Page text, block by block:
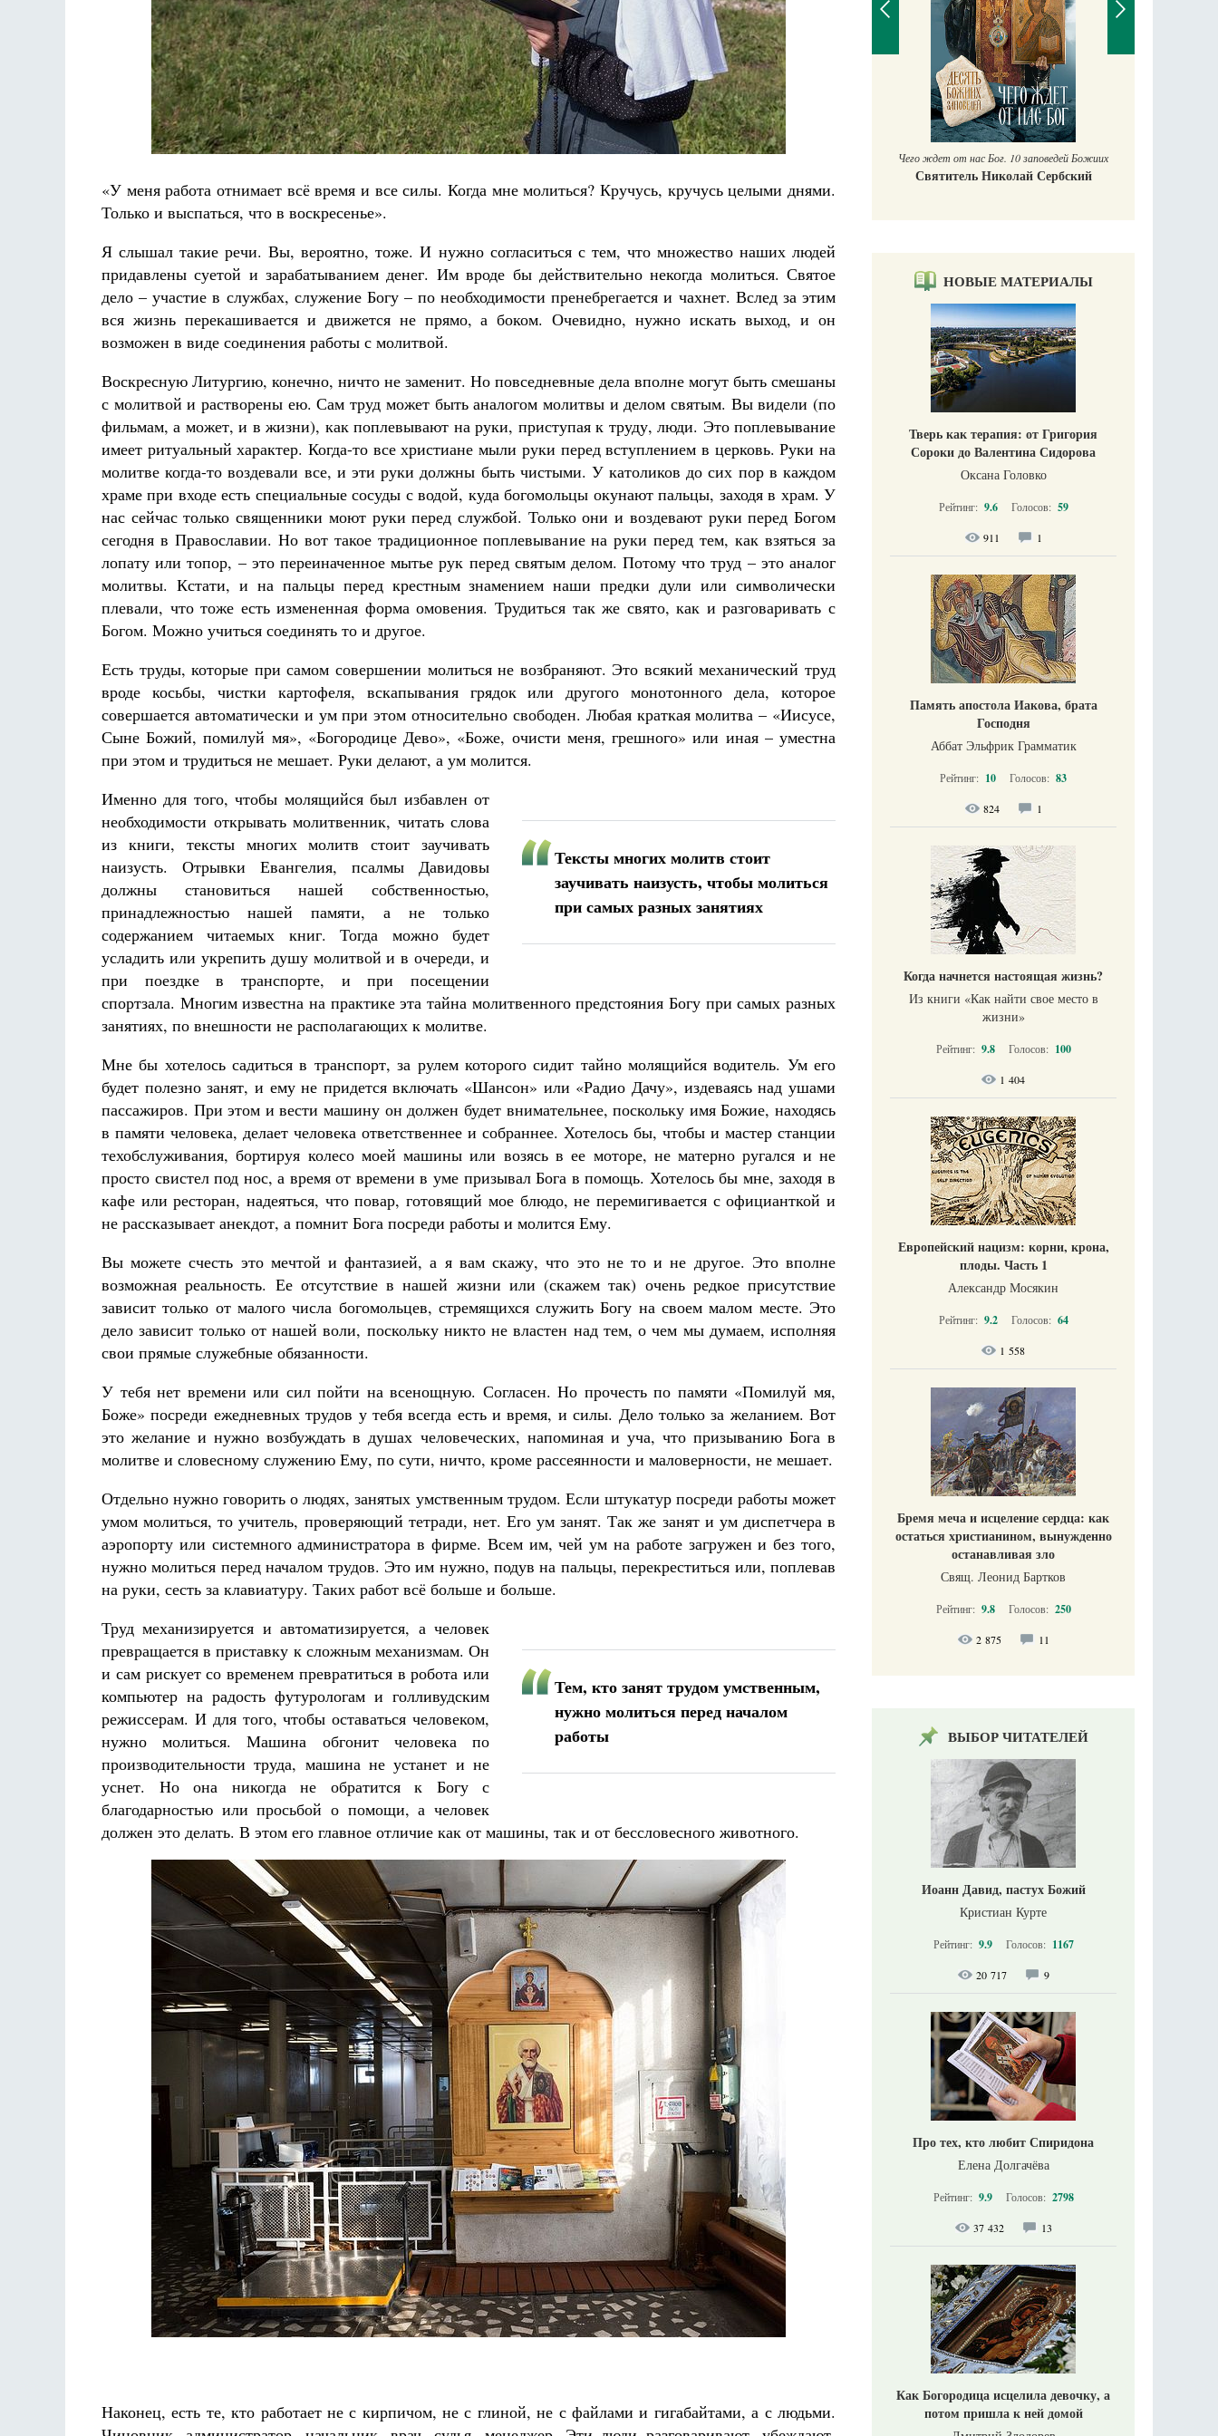
«У меня работа отнимает всё время и все силы. Когда мне молиться? Кручусь, кручусь целыми днями.
Только и выспаться, что в воскресенье».
Я слышал такие речи. Вы, вероятно, тоже. И нужно согласиться с тем, что множество наших людей
придавлены суетой и зарабатыванием денег. Им вроде бы действительно некогда молиться. Святое
дело – участие в службах, служение Богу – по необходимости пренебрегается и чахнет. Вслед за этим
вся жизнь перекашивается и движется не прямо, а боком. Очевидно, нужно искать выход, и он
возможен в виде соединения работы с молитвой.
Воскресную Литургию, конечно, ничто не заменит. Но повседневные дела вполне могут быть смешаны
с молитвой и растворены ею. Сам труд может быть аналогом молитвы и делом святым. Вы видели (по
фильмам, а может, и в жизни), как поплевывают на руки, приступая к труду, люди. Это поплевывание
имеет ритуальный характер. Когда-то все христиане мыли руки перед вступлением в церковь. Руки на
молитве когда-то воздевали все, и эти руки должны быть чистыми. У католиков до сих пор в каждом
храме при входе есть специальные сосуды с водой, куда богомольцы окунают пальцы, заходя в храм. У
нас сейчас только священники моют руки перед службой. Только они и воздевают руки перед Богом
сегодня в Православии. Но вот такое традиционное поплевывание на руки перед тем, как взяться за
лопату или топор, – это переиначенное мытье рук перед святым делом. Потому что труд – это аналог
молитвы. Кстати, и на пальцы перед крестным знамением наши предки дули или символически
плевали, что тоже есть измененная форма омовения. Трудиться так же свято, как и разговаривать с
Богом. Можно учиться соединять то и другое.
Есть труды, которые при самом совершении молиться не возбраняют. Это всякий механический труд
вроде косьбы, чистки картофеля, вскапывания грядок или другого монотонного дела, которое
совершается автоматически и ум при этом относительно свободен. Любая краткая молитва – «Иисусе,
Сыне Божий, помилуй мя», «Богородице Дево», «Боже, очисти меня, грешного» или иная – уместна
при этом и трудиться не мешает. Руки делают, а ум молится.
Тексты многих молитв стоит
заучивать наизусть, чтобы молиться
при самых разных занятиях
Именно для того, чтобы молящийся был избавлен от
необходимости открывать молитвенник, читать слова
из книги, тексты многих молитв стоит заучивать
наизусть. Отрывки Евангелия, псалмы Давидовы
должны становиться нашей собственностью,
принадлежностью нашей памяти, а не только
содержанием читаемых книг. Тогда можно будет
усладить или укрепить душу молитвой и в очереди, и
при поездке в транспорте, и при посещении
спортзала. Многим известна на практике эта тайна молитвенного предстояния Богу при самых разных
занятиях, по внешности не располагающих к молитве.
Мне бы хотелось садиться в транспорт, за рулем которого сидит тайно молящийся водитель. Ум его
будет полезно занят, и ему не придется включать «Шансон» или «Радио Дачу», издеваясь над ушами
пассажиров. При этом и вести машину он должен будет внимательнее, поскольку имя Божие, находясь
в памяти человека, делает человека ответственнее и собраннее. Хотелось бы, чтобы и мастер станции
техобслуживания, бортируя колесо моей машины или возясь в ее моторе, не матерно ругался и не
просто свистел под нос, а время от времени в уме призывал Бога в помощь. Хотелось бы мне, заходя в
кафе или ресторан, надеяться, что повар, готовящий мое блюдо, не перемигивается с официанткой и
не рассказывает анекдот, а помнит Бога посреди работы и молится Ему.
Вы можете счесть это мечтой и фантазией, а я вам скажу, что это не то и не другое. Это вполне
возможная реальность. Ее отсутствие в нашей жизни или (скажем так) очень редкое присутствие
зависит только от малого числа богомольцев, стремящихся служить Богу на своем малом месте. Это
дело зависит только от нашей воли, поскольку никто не властен над тем, о чем мы думаем, исполняя
свои прямые служебные обязанности.
У тебя нет времени или сил пойти на всенощную. Согласен. Но прочесть по памяти «Помилуй мя,
Боже» посреди ежедневных трудов у тебя всегда есть и время, и силы. Дело только за желанием. Вот
это желание и нужно возбуждать в душах человеческих, напоминая и уча, что призыванию Бога в
молитве и словесному служению Ему, по сути, ничто, кроме рассеянности и маловерности, не мешает.
Отдельно нужно говорить о людях, занятых умственным трудом. Если штукатур посреди работы может
умом молиться, то учитель, проверяющий тетради, нет. Его ум занят. Так же занят и ум диспетчера в
аэропорту или системного администратора в фирме. Всем им, чей ум на работе загружен и без того,
нужно молиться перед началом трудов. Это им нужно, подув на пальцы, перекреститься или, поплевав
на руки, сесть за клавиатуру. Таких работ всё больше и больше.
Тем, кто занят трудом умственным,
нужно молиться перед началом
работы
Труд механизируется и автоматизируется, а человек
превращается в приставку к сложным механизмам. Он
и сам рискует со временем превратиться в робота или
компьютер на радость футурологам и голливудским
режиссерам. И для того, чтобы оставаться человеком,
нужно молиться. Машина обгонит человека по
производительности труда, машина не устанет и не
уснет. Но она никогда не обратится к Богу с
благодарностью или просьбой о помощи, а человек
должен это делать. В этом его главное отличие как от машины, так и от бессловесного животного.
Наконец, есть те, кто работает не с кирпичом, не с глиной, не с файлами и гигабайтами, а с людьми.
Разлуки не будет
Фредерика де Грааф
Великомученик Георгий Победоносец. Научись у
святого
Роман Котов Чего ждет от нас Бог. 10 заповедей Божиих
Святитель Николай Сербский
НОВЫЕ МАТЕРИАЛЫ
Тверь как терапия: от Григория
Сороки до Валентина Сидорова
Оксана Головко
Рейтинг: 9.6 Голосов: 59
911 1
Память апостола Иакова, брата
Господня
Аббат Эльфрик Грамматик
Рейтинг: 10 Голосов: 83
824 1
Когда начнется настоящая жизнь?
Из книги «Как найти свое место в
жизни​»
Рейтинг: 9.8 Голосов: 100
1 404
Европейский нацизм: корни, крона,
плоды. Часть 1
Александр Мосякин
Рейтинг: 9.2 Голосов: 64
1 558
Бремя меча и исцеление сердца: как
остаться христианином, вынужденно
останавливая зло
Свящ. Леонид Бартков
Рейтинг: 9.8 Голосов: 250
2 875 11
ВЫБОР ЧИТАТЕЛЕЙ
Иоанн Давид, пастух Божий
Кристиан Курте
Рейтинг: 9.9 Голосов: 1167
20 717 9
Про тех, кто любит Спиридона
Елена Долгачёва
Рейтинг: 9.9 Голосов: 2798
37 432 13
Как Богородица исцелила девочку, а
потом пришла к ней домой